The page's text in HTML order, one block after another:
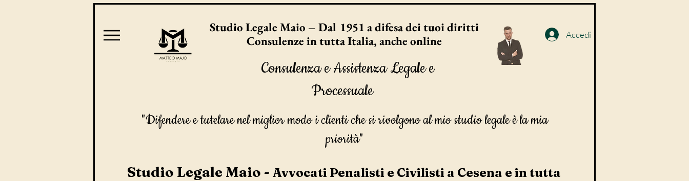
Studio Legale Maio – Dal 1951 a difesa dei tuoi diritti
Consulenze in tutta Italia, anche online
Consulenza e Assistenza Legale e
Processuale
Accedi
"Difendere e tutelare nel miglior modo i clienti che si rivolgono al mio studio legale è la mia
priorità"
Studio Legale Maio - Avvocati Penalisti e Civilisti a Cesena e in tutta